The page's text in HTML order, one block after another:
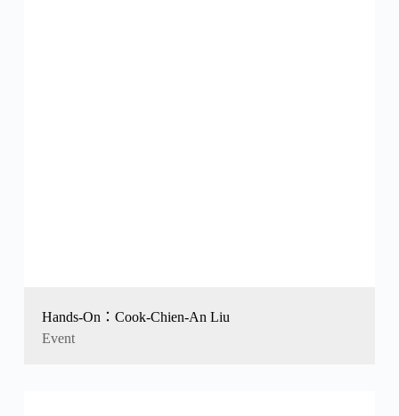
Hands-On：Cook-Chien-An Liu
Event